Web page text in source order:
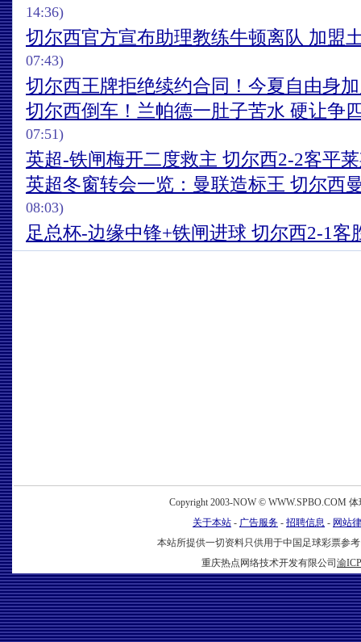
14:36)
切尔西官方宣布助理教练牛顿离队 加盟
07:43)
切尔西王牌拒绝续约合同！今夏自由身
切尔西倒车！兰帕德一肚子苦水 硬让争
07:51)
英超-铁闸梅开二度救主 切尔西2-2客平
英超冬窗转会一览：曼联造标王 切尔西
08:03)
足总杯-边缘中锋+铁闸进球 切尔西2-1客
Copyright 2003-NOW © WWW.SPBO.COM 体
关于本站 - 广告服务 - 招聘信息 - 网站
本站所提供一切资料只供用于中国足球彩票参
重庆热点网络技术开发有限公司 渝